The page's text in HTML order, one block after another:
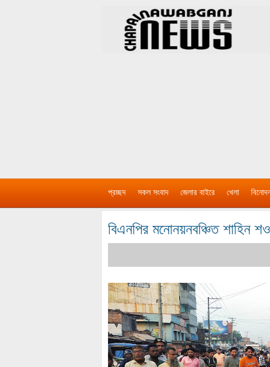
প্রচ্ছদ সকল সংবাদ জেলার বাইরে খেলা
বিএনপির মনোনয়নবঞ্চিত শাহিন